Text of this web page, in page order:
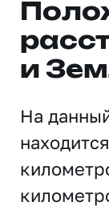
и
На